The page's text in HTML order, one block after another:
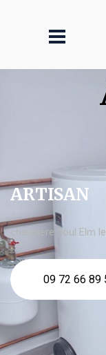
ARTISAN
chaudière fioul Elm
09 72 66 89